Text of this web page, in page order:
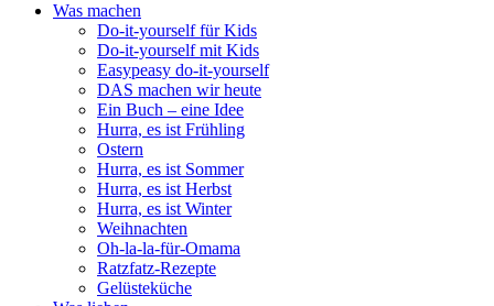
Was machen
Do-it-yourself für Kids
Do-it-yourself mit Kids
Easypeasy do-it-yourself
DAS machen wir heute
Ein Buch – eine Idee
Hurra, es ist Frühling
Ostern
Hurra, es ist Sommer
Hurra, es ist Herbst
Hurra, es ist Winter
Weihnachten
Oh-la-la-für-Omama
Ratzfatz-Rezepte
Gelüsteküche